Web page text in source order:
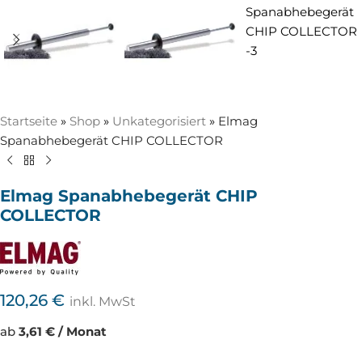
Startseite » Shop » Unkategorisiert » Elmag
Spanabhebegerät CHIP COLLECTOR
Elmag Spanabhebegerät CHIP
COLLECTOR
120,26 € inkl. MwSt
ab 3,61 € / Monat